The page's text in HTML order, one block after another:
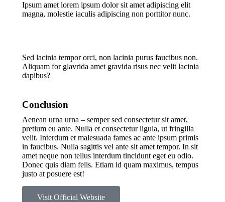
Ipsum amet lorem ipsum dolor sit amet adipiscing elit
magna, molestie iaculis adipiscing non porttitor nunc.
Sed lacinia tempor orci, non lacinia purus faucibus non.
Aliquam for glavrida amet gravida risus nec velit lacinia
dapibus?
Conclusion
Aenean urna urna – semper sed consectetur sit amet,
pretium eu ante. Nulla et consectetur ligula, ut fringilla
velit. Interdum et malesuada fames ac ante ipsum primis
in faucibus. Nulla sagittis vel ante sit amet tempor. In sit
amet neque non tellus interdum tincidunt eget eu odio.
Donec quis diam felis. Etiam id quam maximus, tempus
justo at posuere est!
Visit Official Website